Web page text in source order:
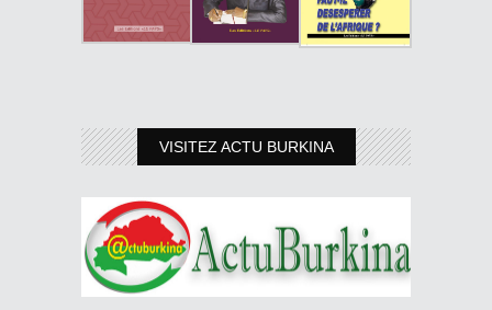
VISITEZ ACTU BURKINA